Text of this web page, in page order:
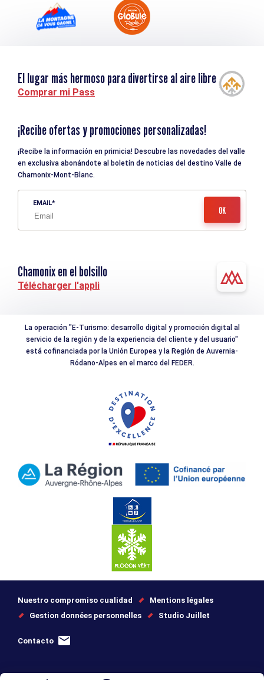
El lugar más hermoso para divertirse al aire libre
Comprar mi Pass
¡Recibe ofertas y promociones personalizadas!
¡Recibe la información en primicia! Descubre las novedades del valle
en exclusiva abonándote al boletín de noticias del destino Valle de
Chamonix-Mont-Blanc.
EMAIL
Chamonix en el bolsillo
Télécharger l'appli
La operación "E-Turismo: desarrollo digital y promoción digital al
servicio de la región y de la experiencia del cliente y del usuario"
está cofinanciada por la Unión Europea y la Región de Auvernia-
Ródano-Alpes en el marco del FEDER.
Nuestro compromiso cualidad
Mentions légales
Gestion données personnelles
Studio Juillet
Contacto